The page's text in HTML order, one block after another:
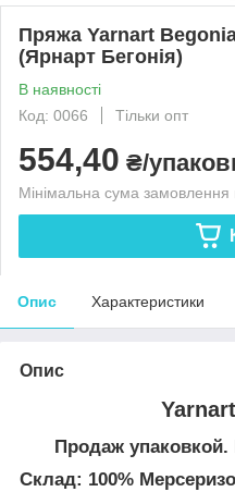
Пряжа Yarnart
(Ярнарт Бегонія)
В наявності
Код: 0066
Тільки опт
554,40 ₴/
Мінімальна сума
Опис Характеристики
Опис
Продаж упаковкой.
Склад: 100%